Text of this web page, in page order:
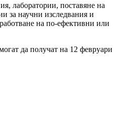
лаборатории, поставяне на
за научни изследвания и
на по-ефективни или
да получат на 12 февруари